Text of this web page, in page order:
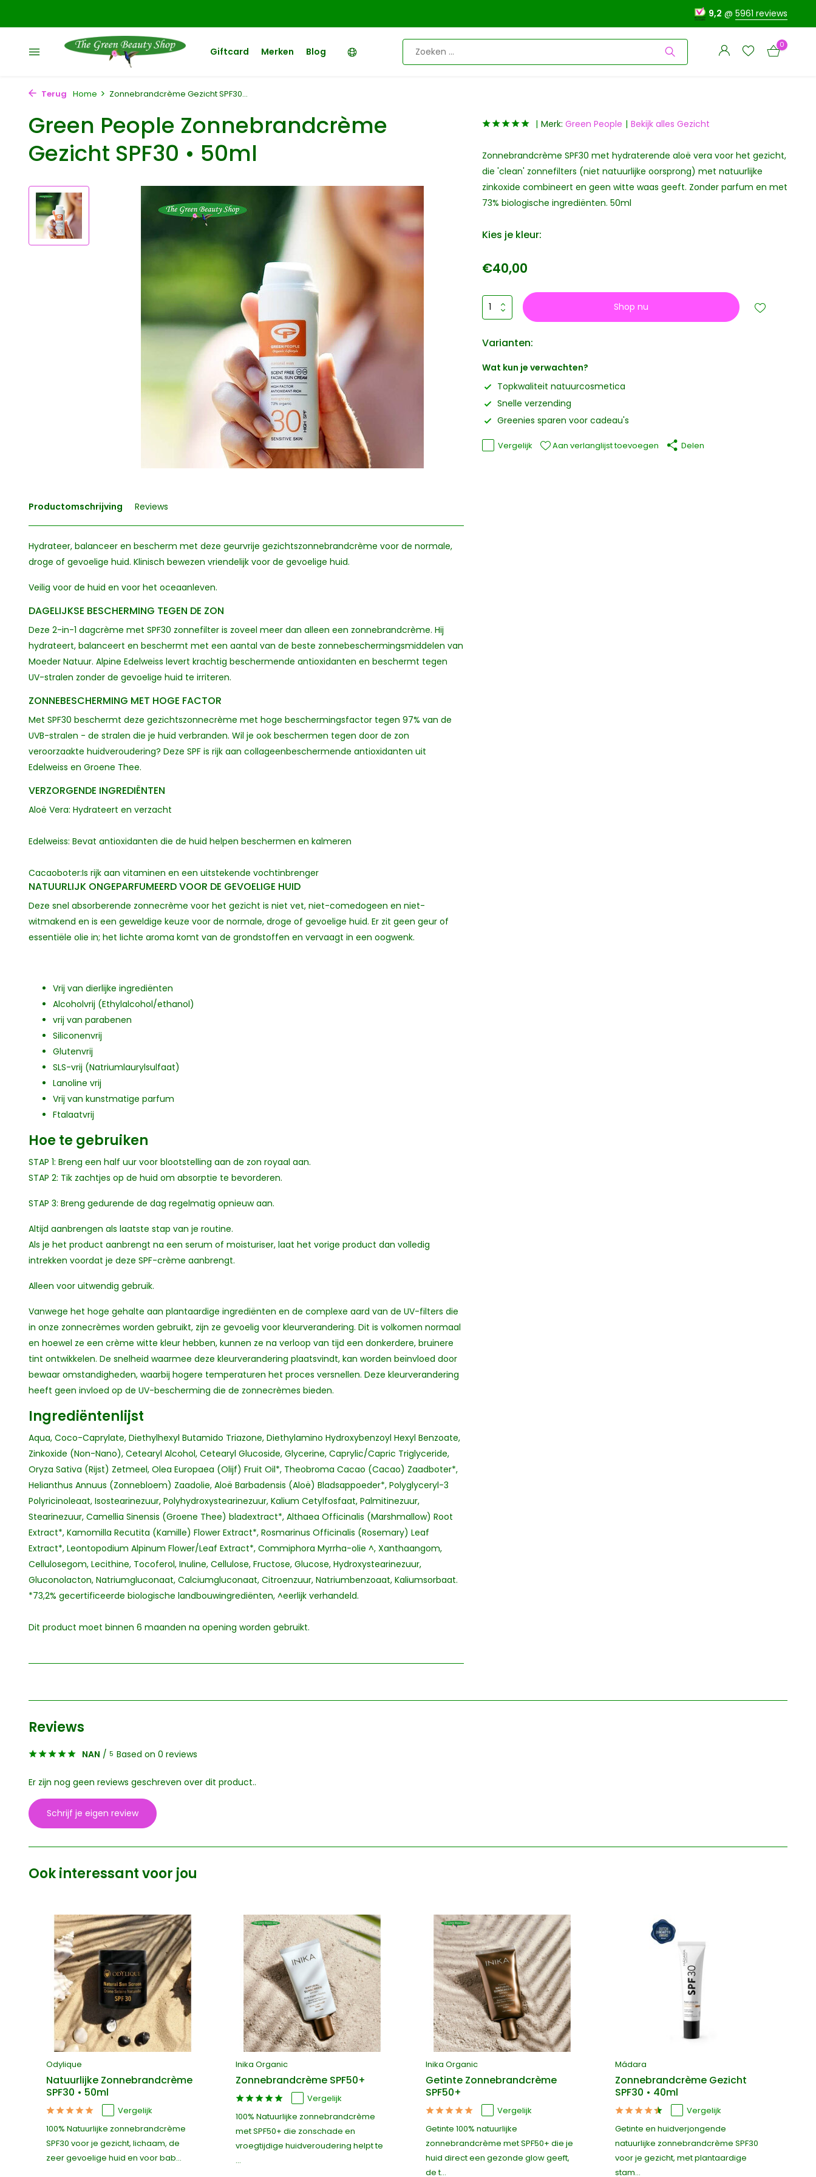
9,2 @ 5961 reviews
Giftcard Merken Blog
Account
aanmaken
Account
aanmaken
0
Terug Home Zonnebrandcrème Gezicht SPF30...
Green People Zonnebrandcrème
Gezicht SPF30 • 50ml
Productomschrijving Reviews
Hydrateer, balanceer en bescherm met deze geurvrije gezichtszonnebrandcrème voor de normale,
droge of gevoelige huid. Klinisch bewezen vriendelijk voor de gevoelige huid.
Veilig voor de huid en voor het oceaanleven.
DAGELIJKSE BESCHERMING TEGEN DE ZON
Deze 2-in-1 dagcrème met SPF30 zonnefilter is zoveel meer dan alleen een zonnebrandcrème. Hij
hydrateert, balanceert en beschermt met een aantal van de beste zonnebeschermingsmiddelen van
Moeder Natuur. Alpine Edelweiss levert krachtig beschermende antioxidanten en beschermt tegen
UV-stralen zonder de gevoelige huid te irriteren.
ZONNEBESCHERMING MET HOGE FACTOR
Met SPF30 beschermt deze gezichtszonnecrème met hoge beschermingsfactor tegen 97% van de
UVB-stralen - de stralen die je huid verbranden. Wil je ook beschermen tegen door de zon
veroorzaakte huidveroudering? Deze SPF is rijk aan collageenbeschermende antioxidanten uit
Edelweiss en Groene Thee.
VERZORGENDE INGREDIËNTEN
Aloë Vera: Hydrateert en verzacht
Edelweiss: Bevat antioxidanten die de huid helpen beschermen en kalmeren
Cacaoboter:Is rijk aan vitaminen en een uitstekende vochtinbrenger
NATUURLIJK ONGEPARFUMEERD VOOR DE GEVOELIGE HUID
Deze snel absorberende zonnecrème voor het gezicht is niet vet, niet-comedogeen en niet-
witmakend en is een geweldige keuze voor de normale, droge of gevoelige huid. Er zit geen geur of
essentiële olie in; het lichte aroma komt van de grondstoffen en vervaagt in een oogwenk.
Vrij van dierlijke ingrediënten
Alcoholvrij (Ethylalcohol/ethanol)
vrij van parabenen
Siliconenvrij
Glutenvrij
SLS-vrij (Natriumlaurylsulfaat)
Lanoline vrij
Vrij van kunstmatige parfum
Ftalaatvrij
Hoe te gebruiken
STAP 1: Breng een half uur voor blootstelling aan de zon royaal aan.
STAP 2: Tik zachtjes op de huid om absorptie te bevorderen.
STAP 3: Breng gedurende de dag regelmatig opnieuw aan.
Altijd aanbrengen als laatste stap van je routine.
Als je het product aanbrengt na een serum of moisturiser, laat het vorige product dan volledig
intrekken voordat je deze SPF-crème aanbrengt.
Alleen voor uitwendig gebruik.
Vanwege het hoge gehalte aan plantaardige ingrediënten en de complexe aard van de UV-filters die
in onze zonnecrèmes worden gebruikt, zijn ze gevoelig voor kleurverandering. Dit is volkomen normaal
en hoewel ze een crème witte kleur hebben, kunnen ze na verloop van tijd een donkerdere, bruinere
tint ontwikkelen. De snelheid waarmee deze kleurverandering plaatsvindt, kan worden beïnvloed door
bewaar omstandigheden, waarbij hogere temperaturen het proces versnellen. Deze kleurverandering
heeft geen invloed op de UV-bescherming die de zonnecrèmes bieden.
Ingrediëntenlijst
Aqua, Coco-Caprylate, Diethylhexyl Butamido Triazone, Diethylamino Hydroxybenzoyl Hexyl Benzoate,
Zinkoxide (Non-Nano), Cetearyl Alcohol, Cetearyl Glucoside, Glycerine, Caprylic/Capric Triglyceride,
Oryza Sativa (Rijst) Zetmeel, Olea Europaea (Olijf) Fruit Oil*, Theobroma Cacao (Cacao) Zaadboter*,
Helianthus Annuus (Zonnebloem) Zaadolie, Aloë Barbadensis (Aloë) Bladsappoeder*, Polyglyceryl-3
Polyricinoleaat, Isostearinezuur, Polyhydroxystearinezuur, Kalium Cetylfosfaat, Palmitinezuur,
Stearinezuur, Camellia Sinensis (Groene Thee) bladextract*, Althaea Officinalis (Marshmallow) Root
Extract*, Kamomilla Recutita (Kamille) Flower Extract*, Rosmarinus Officinalis (Rosemary) Leaf
Extract*, Leontopodium Alpinum Flower/Leaf Extract*, Commiphora Myrrha-olie ^, Xanthaangom,
Cellulosegom, Lecithine, Tocoferol, Inuline, Cellulose, Fructose, Glucose, Hydroxystearinezuur,
Gluconolacton, Natriumgluconaat, Calciumgluconaat, Citroenzuur, Natriumbenzoaat, Kaliumsorbaat.
*73,2% gecertificeerde biologische landbouwingrediënten, ^eerlijk verhandeld.
Dit product moet binnen 6 maanden na opening worden gebruikt.
Merk: Green People Bekijk alles Gezicht
Zonnebrandcrème SPF30 met hydraterende aloë vera voor het gezicht,
die 'clean' zonnefilters (niet natuurlijke oorsprong) met natuurlijke
zinkoxide combineert en geen witte waas geeft. Zonder parfum en met
73% biologische ingrediënten. 50ml
Kies je kleur:
€40,00
Shop nu
Varianten:
Wat kun je verwachten?
Topkwaliteit natuurcosmetica
Snelle verzending
Greenies sparen voor cadeau's
Vergelijk Aan verlanglijst toevoegen Delen
Reviews
NAN / 5 Based on 0 reviews
Er zijn nog geen reviews geschreven over dit product..
Schrijf je eigen review
Ook interessant voor jou
Odylique
Natuurlijke Zonnebrandcrème
SPF30 • 50ml
Vergelijk
100% Natuurlijke zonnebrandcrème
SPF30 voor je gezicht, lichaam, de
zeer gevoelige huid en voor bab...
Inika Organic
Zonnebrandcrème SPF50+
Vergelijk
100% Natuurlijke zonnebrandcrème
met SPF50+ die zonschade en
vroegtijdige huidveroudering helpt te
...
Inika Organic
Getinte Zonnebrandcrème
SPF50+
Vergelijk
Getinte 100% natuurlijke
zonnebrandcrème met SPF50+ die je
huid direct een gezonde glow geeft,
de t...
Mádara
Zonnebrandcrème Gezicht
SPF30 • 40ml
Vergelijk
Getinte en huidverjongende
natuurlijke zonnebrandcrème SPF30
voor je gezicht, met plantaardige
stam...